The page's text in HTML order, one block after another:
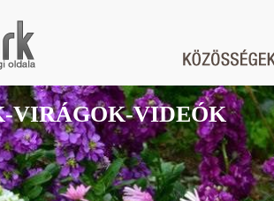
VIRÁGOK-VIDEÓK